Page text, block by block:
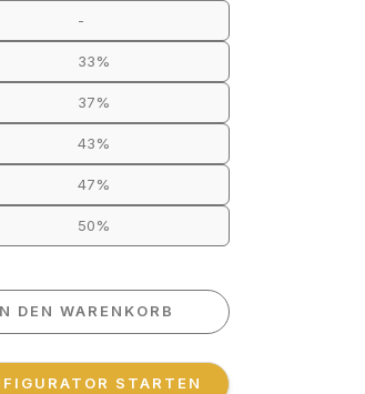
-
33%
37%
43%
47%
50%
DEN WARENKORB
STARTEN